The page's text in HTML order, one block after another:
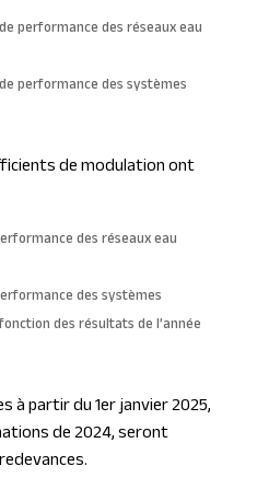
performance des réseaux eau
performance des systèmes
de modulation ont
des réseaux eau
des systèmes
des résultats de l’année
à partir du 1er janvier 2025,
de 2024, seront